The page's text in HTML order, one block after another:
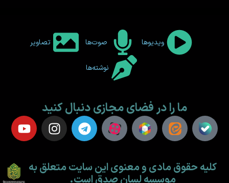
ویدیوها صوت‌ها تصاویر
نوشته‌ها
ما را در فضای مجازی دنبال کنید
کلیه حقوق مادی و معنوی این سایت متعلق به